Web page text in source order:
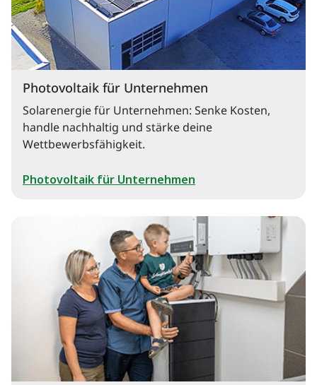
Photovoltaik für Unternehmen
Solarenergie für Unternehmen: Senke Kosten,
handle nachhaltig und stärke deine
Wettbewerbsfähigkeit.
Photovoltaik für Unternehmen